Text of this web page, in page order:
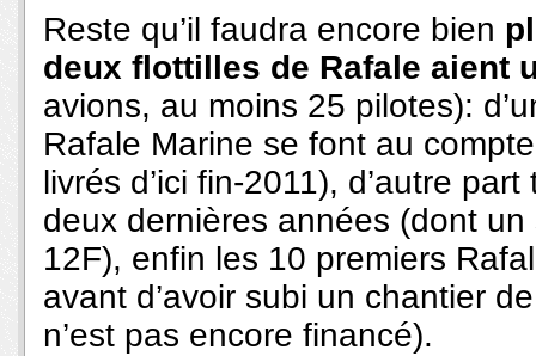
Reste qu’il faudra encore bien
deux flottilles de Rafale aient
avions, au moins 25 pilotes):
Rafale Marine se font au
livrés d’ici fin-2011), d’autre
deux dernières années (dont
12F), enfin les 10 premiers
avant d’avoir subi un chantier
n’est pas encore financé).